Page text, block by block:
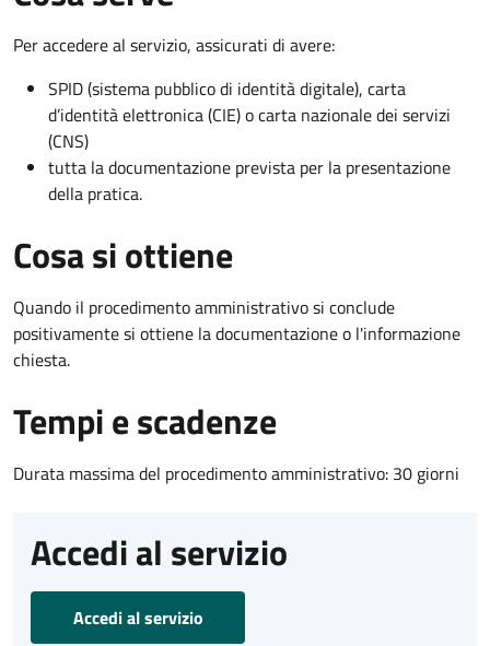
Per accedere al servizio, assicurati di avere:
SPID (sistema pubblico di identità digitale), carta
d’identità elettronica (CIE) o carta nazionale dei servizi
(CNS)
tutta la documentazione prevista per la presentazione
della pratica.
Cosa si ottiene
Quando il procedimento amministrativo si conclude
positivamente si ottiene la documentazione o l'informazione
chiesta.
Tempi e scadenze
Durata massima del procedimento amministrativo: 30 giorni
Accedi al servizio
Accedi al servizio